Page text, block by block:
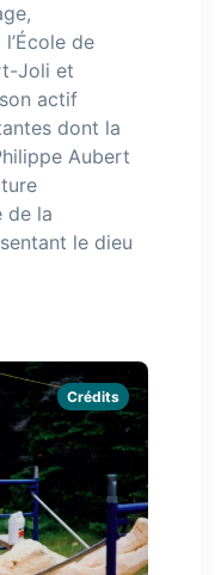
de
Joli et
actif
dont la
Aubert
de la
le dieu
Crédits